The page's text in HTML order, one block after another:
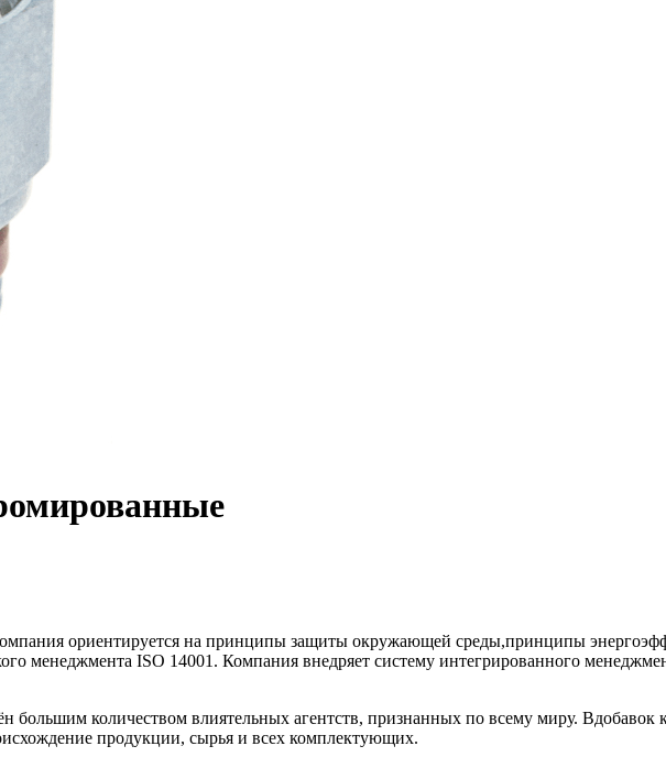
ориентируется на принципы защиты окружающей среды,принципы
менеджмента ISO 14001. Компания внедряет систему интегрированного
большим количеством влиятельных агентств, признанных по всему миру. Вдобавок
продукции, сырья и всех комплектующих.